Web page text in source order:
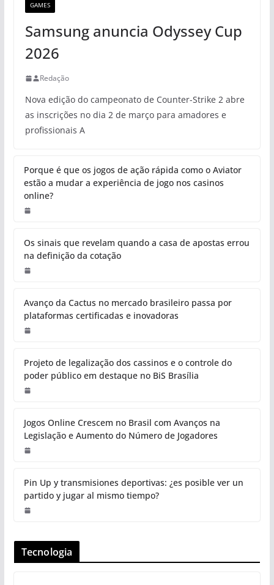
GAMES
Samsung anuncia Odyssey Cup
2026
Redação
Nova edição do campeonato de Counter-Strike 2 abre
as inscrições no dia 2 de março para amadores e
profissionais A
Porque é que os jogos de ação rápida como o Aviator
estão a mudar a experiência de jogo nos casinos
online?
Os sinais que revelam quando a casa de apostas errou
na definição da cotação
Avanço da Cactus no mercado brasileiro passa por
plataformas certificadas e inovadoras
Projeto de legalização dos cassinos e o controle do
poder público em destaque no BiS Brasília
Jogos Online Crescem no Brasil com Avanços na
Legislação e Aumento do Número de Jogadores
Pin Up y transmisiones deportivas: ¿es posible ver un
partido y jugar al mismo tiempo?
Tecnologia